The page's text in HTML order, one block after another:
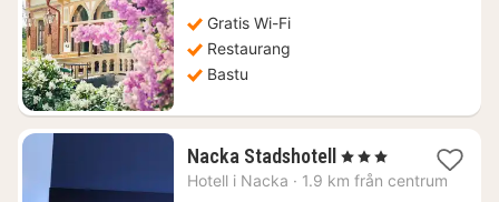
Gratis Wi-Fi
Restaurang
Bastu
Nacka Stadshotell 1
natt
, 3 Stjärnor
Hotell i Nacka · 1.9 km från centrum